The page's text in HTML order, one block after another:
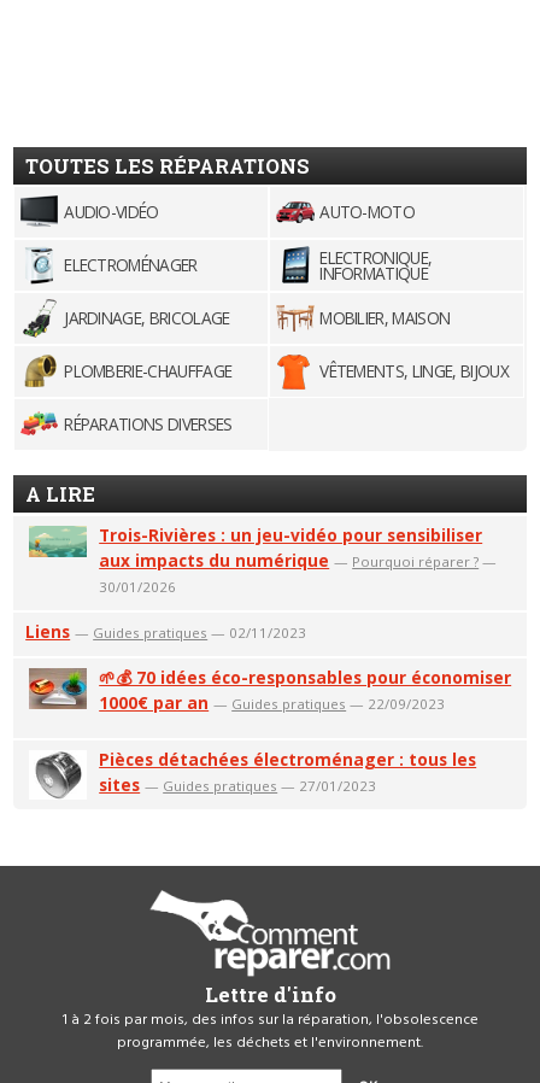
TOUTES LES RÉPARATIONS
AUDIO-VIDÉO AUTO-MOTO
ELECTROMÉNAGER ELECTRONIQUE,
INFORMATIQUE
JARDINAGE, BRICOLAGE
MOBILIER, MAISON
PLOMBERIE-CHAUFFAGE VÊTEMENTS, LINGE, BIJOUX
RÉPARATIONS DIVERSES
A LIRE
Trois-Rivières : un jeu-vidéo pour sensibiliser
aux impacts du numérique — Pourquoi réparer ? —
30/01/2026
Liens — Guides pratiques — 02/11/2023
🌱💰 70 idées éco-responsables pour économiser
1000€ par an — Guides pratiques — 22/09/2023
Pièces détachées électroménager : tous les
sites — Guides pratiques — 27/01/2023
Lettre d'info
1 à 2 fois par mois, des infos sur la réparation, l'obsolescence
programmée, les déchets et l'environnement.